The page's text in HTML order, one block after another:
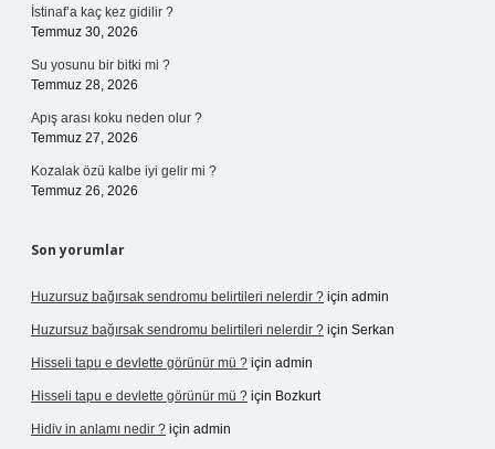
İstinaf’a kaç kez gidilir ?
Temmuz 30, 2026
Su yosunu bir bitki mi ?
Temmuz 28, 2026
Apış arası koku neden olur ?
Temmuz 27, 2026
Kozalak özü kalbe iyi gelir mi ?
Temmuz 26, 2026
Son yorumlar
Huzursuz bağırsak sendromu belirtileri nelerdir ? için admin
Huzursuz bağırsak sendromu belirtileri nelerdir ? için Serkan
Hisseli tapu e devlette görünür mü ? için admin
Hisseli tapu e devlette görünür mü ? için Bozkurt
Hidiv in anlamı nedir ? için admin